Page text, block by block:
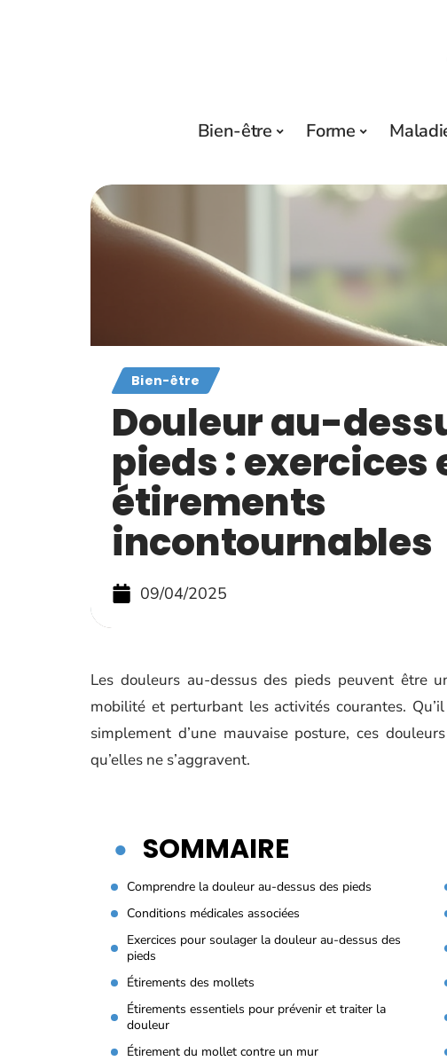
Bien-être Forme
Bien-être
Douleur au-
pieds : exercices
étirements
incontournables
09/04/2025
Les douleurs au-dessus des pieds peuvent être
mobilité et perturbant les activités courantes.
simplement d’une mauvaise posture, ces
qu’elles ne s’aggravent.
SOMMAIRE
Comprendre la douleur au-dessus des pieds
Conditions médicales associées
Exercices pour soulager la douleur au-dessus des
pieds
Étirements des mollets
Étirements essentiels pour prévenir et traiter la
douleur
Étirement du mollet contre un mur